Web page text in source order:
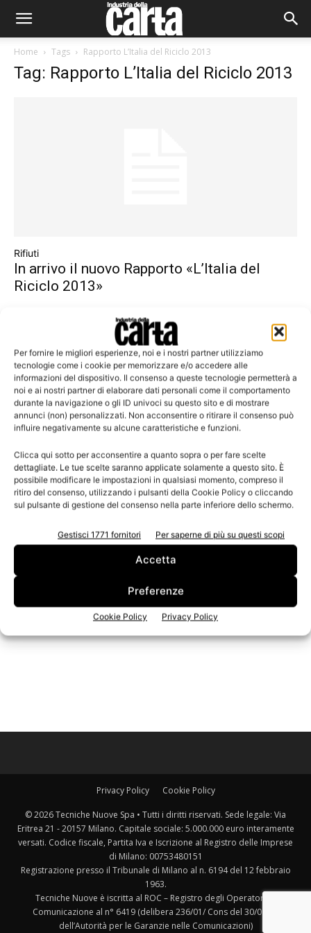
Per fornire le migliori esperienze, noi e i nostri partner utilizziamo
tecnologie come i cookie per memorizzare e/o accedere alle
informazioni del dispositivo. Il consenso a queste tecnologie permetterà a
noi e ai nostri partner di elaborare dati personali come il comportamento
durante la navigazione o gli ID univoci su questo sito e di mostrare
annunci (non) personalizzati. Non acconsentire o ritirare il consenso può
influire negativamente su alcune caratteristiche e funzioni.
Clicca qui sotto per acconsentire a quanto sopra o per fare scelte
dettagliate. Le tue scelte saranno applicate solamente a questo sito. È
possibile modificare le impostazioni in qualsiasi momento, compreso il
ritiro del consenso, utilizzando i pulsanti della Cookie Policy o cliccando
sul pulsante di gestione del consenso nella parte inferiore dello schermo.
Gestisci 1771 fornitori Per saperne di più su questi scopi
Accetta
Preferenze
Cookie Policy Privacy Policy
Home Tags Rapporto L’Italia del Riciclo 2013
Tag: Rapporto L’Italia del Riciclo 2013
Rifiuti
In arrivo il nuovo Rapporto «L’Italia del
Riciclo 2013»
Leggi la rivista
Edicola Web
Privacy Policy Cookie Policy
© 2026 Tecniche Nuove Spa • Tutti i diritti riservati. Sede legale: Via
Eritrea 21 - 20157 Milano. Capitale sociale: 5.000.000 euro interamente
versati. Codice fiscale, Partita Iva e Iscrizione al Registro delle Imprese
di Milano: 00753480151
Registrazione presso il Tribunale di Milano al n. 6194 del 12 febbraio
1963.
Tecniche Nuove è iscritta al ROC – Registro degli Operatori di
Comunicazione al n° 6419 (delibera 236/01/ Cons del 30/06/01
dell’Autorità per le Garanzie nelle Comunicazioni)